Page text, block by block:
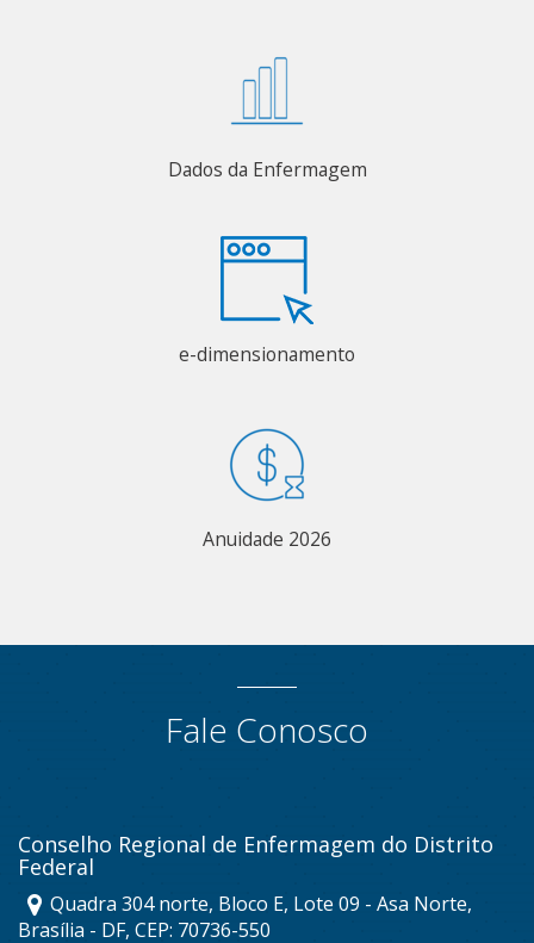
Dados da Enfermagem
e-dimensionamento
Anuidade 2026
Fale Conosco
Conselho Regional de Enfermagem do Distrito
Federal
Quadra 304 norte, Bloco E, Lote 09 - Asa Norte,
Brasília - DF, CEP: 70736-550